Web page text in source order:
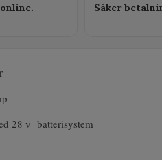
Säker
28 v batterisystem